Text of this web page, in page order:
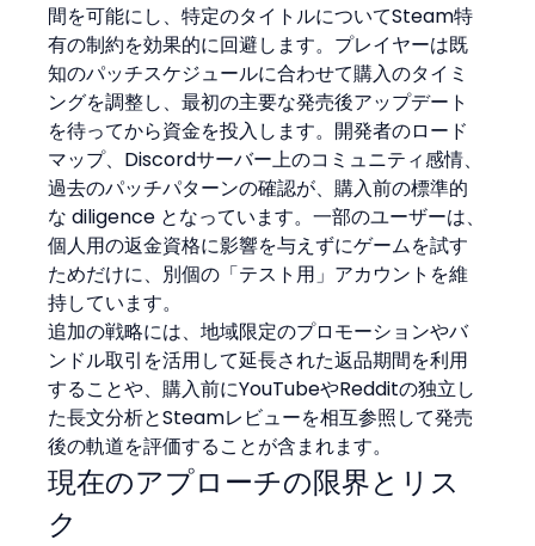
間を可能にし、特定のタイトルについてSteam特
有の制約を効果的に回避します。プレイヤーは既
知のパッチスケジュールに合わせて購入のタイミ
ングを調整し、最初の主要な発売後アップデート
を待ってから資金を投入します。開発者のロード
マップ、Discordサーバー上のコミュニティ感情、
過去のパッチパターンの確認が、購入前の標準的
な diligence となっています。一部のユーザーは、
個人用の返金資格に影響を与えずにゲームを試す
ためだけに、別個の「テスト用」アカウントを維
持しています。
追加の戦略には、地域限定のプロモーションやバ
ンドル取引を活用して延長された返品期間を利用
することや、購入前にYouTubeやRedditの独立し
た長文分析とSteamレビューを相互参照して発売
後の軌道を評価することが含まれます。
現在のアプローチの限界とリス
ク